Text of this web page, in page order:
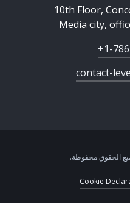
10th Floor,
Media city,
+1-
contact-
Cookie